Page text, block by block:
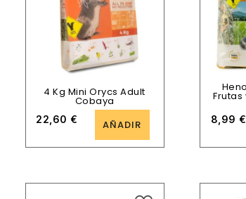
4 Kg Mini Orycs Adult
Cobaya
22,60 € AÑADIR
Frutas
8,99 €